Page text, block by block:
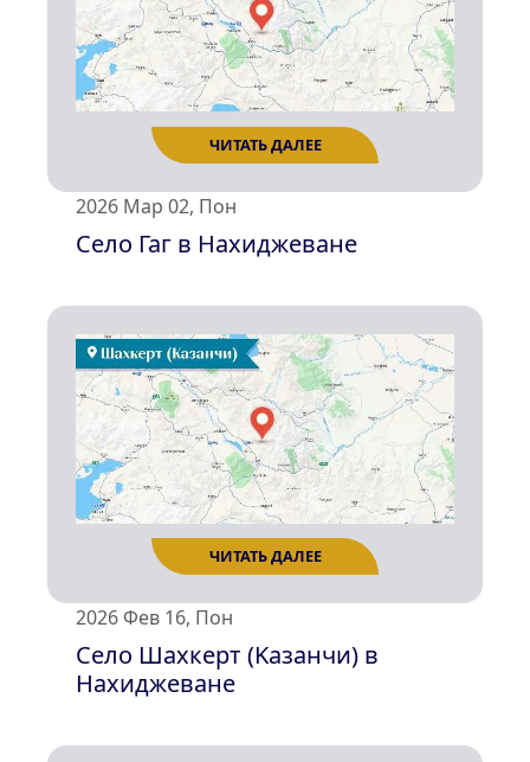
ЧИТАТЬ ДАЛЕЕ
2026 Мар 02, Пон
Село Гаг в Нахиджеванe
2026 Фев 16, Пон
Село Шахкерт (Kазанчи) в
Нахиджеванe